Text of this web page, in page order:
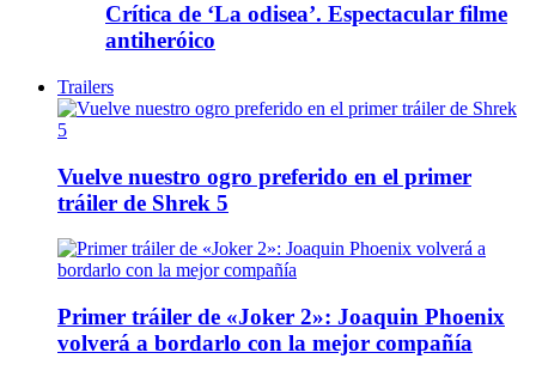
Crítica de ‘La odisea’. Espectacular filme
antiheróico
Trailers
Vuelve nuestro ogro preferido en el primer
tráiler de Shrek 5
Primer tráiler de «Joker 2»: Joaquin Phoenix
volverá a bordarlo con la mejor compañía